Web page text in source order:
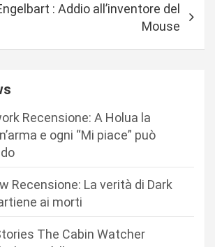
: Addio all’inventore del
Mouse
Recensione: A Holua la
e ogni “Mi piace” può
Recensione: La verità di Dark
ai morti
The Cabin Watcher